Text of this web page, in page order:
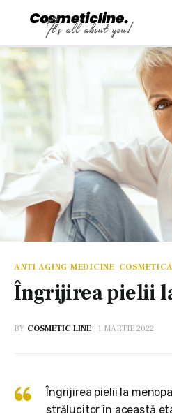
CosmeticLine.
Frumusețe &
Beauty &
Cosmetică
Anti Aging
ANTI AGING MEDICINE
Îngrijirea pielii
BY COSMETIC LINE 1 MARTIE 2022
Îngrijirea pielii la
strălucitor în această